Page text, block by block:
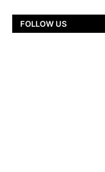
FOLLOW US